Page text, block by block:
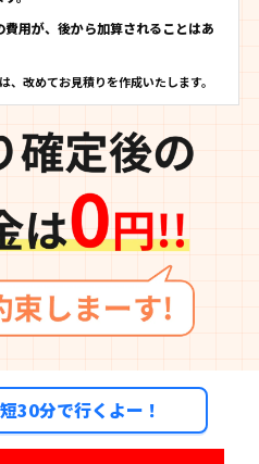
用が、後から加算されることはあ
改めてお見積りを作成いたします。
30分で行くよー！